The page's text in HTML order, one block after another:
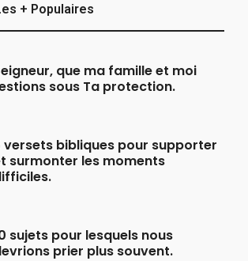
+ Populaires
que ma famille et moi
sous Ta protection.
versets bibliques pour supporter
surmonter les moments
sujets pour lesquels nous
prier plus souvent.